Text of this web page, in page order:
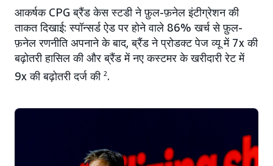
आकर्षक CPG ब्रैंड केस स्टडी ने फ़ुल-फ़नेल इंटीग्रेशन की
ताकत दिखाई: स्पॉन्सर्ड ऐड पर होने वाले 86% खर्च से फ़ुल-
फ़नेल रणनीति अपनाने के बाद, ब्रैंड ने प्रोडक्ट पेज व्यू में 7x की
बढ़ोतरी हासिल की और ब्रैंड में नए कस्टमर के खरीदारी रेट में
9x की बढ़ोतरी दर्ज की 2.